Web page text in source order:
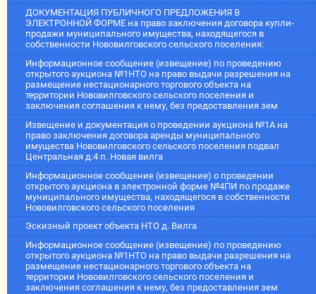
ДОКУМЕНТАЦИЯ ПУБЛИЧНОГО ПРЕДЛОЖЕНИЯ В
ЭЛЕКТРОННОЙ ФОРМЕ на право заключения договора купли-
продажи муниципального имущества, находящегося в
собственности Нововилговского сельского поселения:
Информационное сообщение (извещение) по проведению
открытого аукциона №1НТО на право выдачи разрешения на
размещение нестационарного торгового объекта на
территории Нововилговского сельского поселения и
заключения соглашения к нему, без предоставления зем
Извещение и документация о проведении аукциона №1А на
право заключения договора аренды муниципального
имущества Нововилговского сельского поселения подвал
Центральная д.4 п. Новая вилга
Информационное сообщение (извещение) о проведении
открытого аукциона в электронной форме №4ПИ по продаже
муниципального имущества, находящегося в собственности
Нововилговского сельского поселения
Эскизный проект объекта НТО д. Вилга
Информационное сообщение (извещение) по проведению
открытого аукциона №1НТО на право выдачи разрешения на
размещение нестационарного торгового объекта на
территории Нововилговского сельского поселения и
заключения соглашения к нему, без предоставления зем